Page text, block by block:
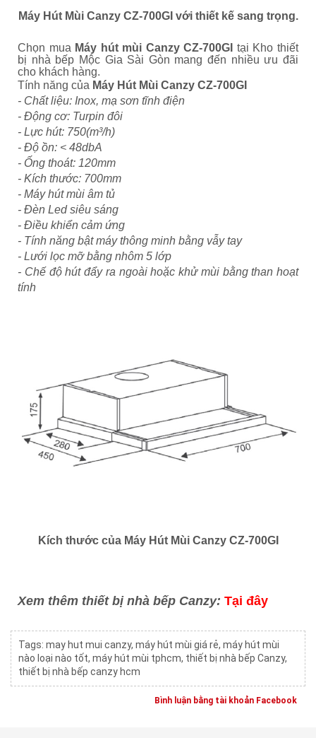
Máy Hút Mùi Canzy CZ-700GI với thiết kế sang trọng.
Chọn mua Máy hút mùi Canzy CZ-700GI tại Kho thiết
bị nhà bếp Mộc Gia Sài Gòn mang đến nhiều ưu đãi
cho khách hàng.
Tính năng của Máy Hút Mùi Canzy CZ-700GI
- Chất liệu: Inox, mạ sơn tĩnh điện
- Động cơ: Turpin đôi
- Lực hút: 750(m³/h)
- Độ ồn: < 48dbA
- Ống thoát: 120mm
- Kích thước: 700mm
- Máy hút mùi âm tủ
- Đèn Led siêu sáng
- Điều khiển cảm ứng
- Tính năng bật máy thông minh bằng vẫy tay
- Lưới lọc mỡ bằng nhôm 5 lớp
- Chế độ hút đẩy ra ngoài hoặc khử mùi bằng than hoạt
tính
Kích thước của Máy Hút Mùi Canzy CZ-700GI
Xem thêm thiết bị nhà bếp Canzy: Tại đây
Tags: may hut mui canzy, máy hút mùi giá rẻ, máy hút mùi
nào loại nào tốt, máy hút mùi tphcm, thiết bị nhà bếp Canzy,
thiết bị nhà bếp canzy hcm
Bình luận bằng tài khoản Facebook